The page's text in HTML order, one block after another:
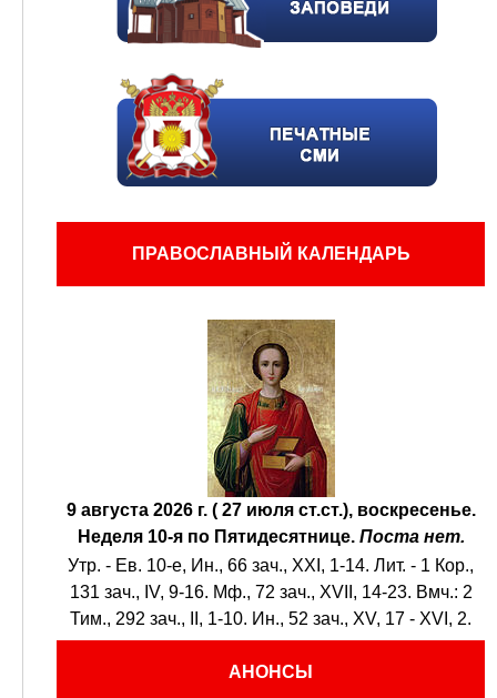
ПРАВОСЛАВНЫЙ КАЛЕНДАРЬ
9 августа 2026 г. ( 27 июля ст.ст.), воскресенье.
Неделя 10-я по Пятидесятнице. Поста нет.
Утр. - Ев. 10-е, Ин., 66 зач., XXI, 1-14. Лит. - 1 Кор.,
131 зач., IV, 9-16. Мф., 72 зач., XVII, 14-23. Вмч.: 2
Тим., 292 зач., II, 1-10. Ин., 52 зач., XV, 17 - XVI, 2.
АНОНСЫ